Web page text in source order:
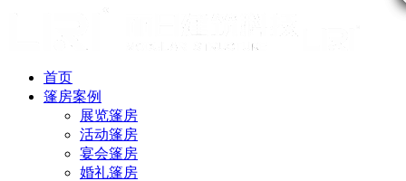
首页
篷房案例
展览篷房
活动篷房
宴会篷房
婚礼篷房